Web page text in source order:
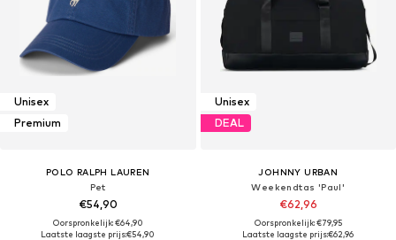
Unisex
Premium
POLO RALPH LAUREN
Pet
€54,90
Oorspronkelijk: €64,90
Laatste laagste prijs:€54,90
Unisex
DEAL
JOHNNY URBAN
Weekendtas 'Paul'
€62,96
Oorspronkelijk: €79,95
Laatste laagste prijs:€62,96